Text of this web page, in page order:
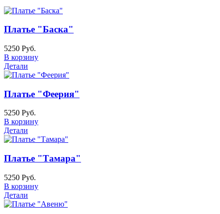
Платье "Баска"
5250 Руб.
В корзину
Детали
Платье "Феерия"
5250 Руб.
В корзину
Детали
Платье "Тамара"
5250 Руб.
В корзину
Детали